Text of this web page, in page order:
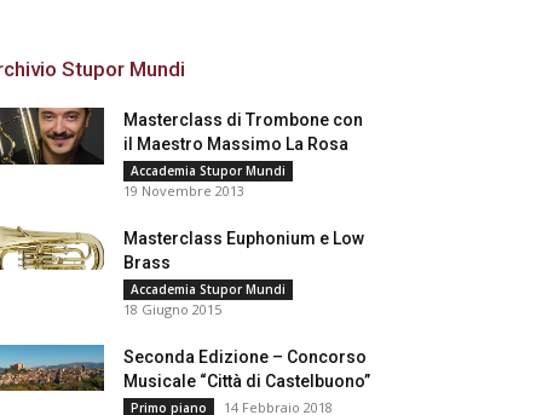
Stupor Mundi
Masterclass di Trombone con
il Maestro Massimo La Rosa
Accademia Stupor Mundi
19 Novembre 2013
Masterclass Euphonium e Low
Brass
Accademia Stupor Mundi
18 Giugno 2015
Seconda Edizione – Concorso
Musicale “Città di Castelbuono”
Primo piano 14 Febbraio 2018